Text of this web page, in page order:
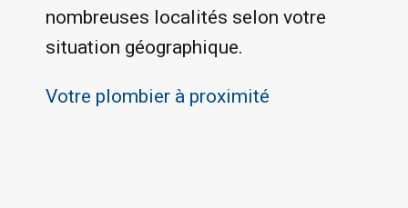
nombreuses localités selon votre
situation géographique.
Votre plombier à proximité